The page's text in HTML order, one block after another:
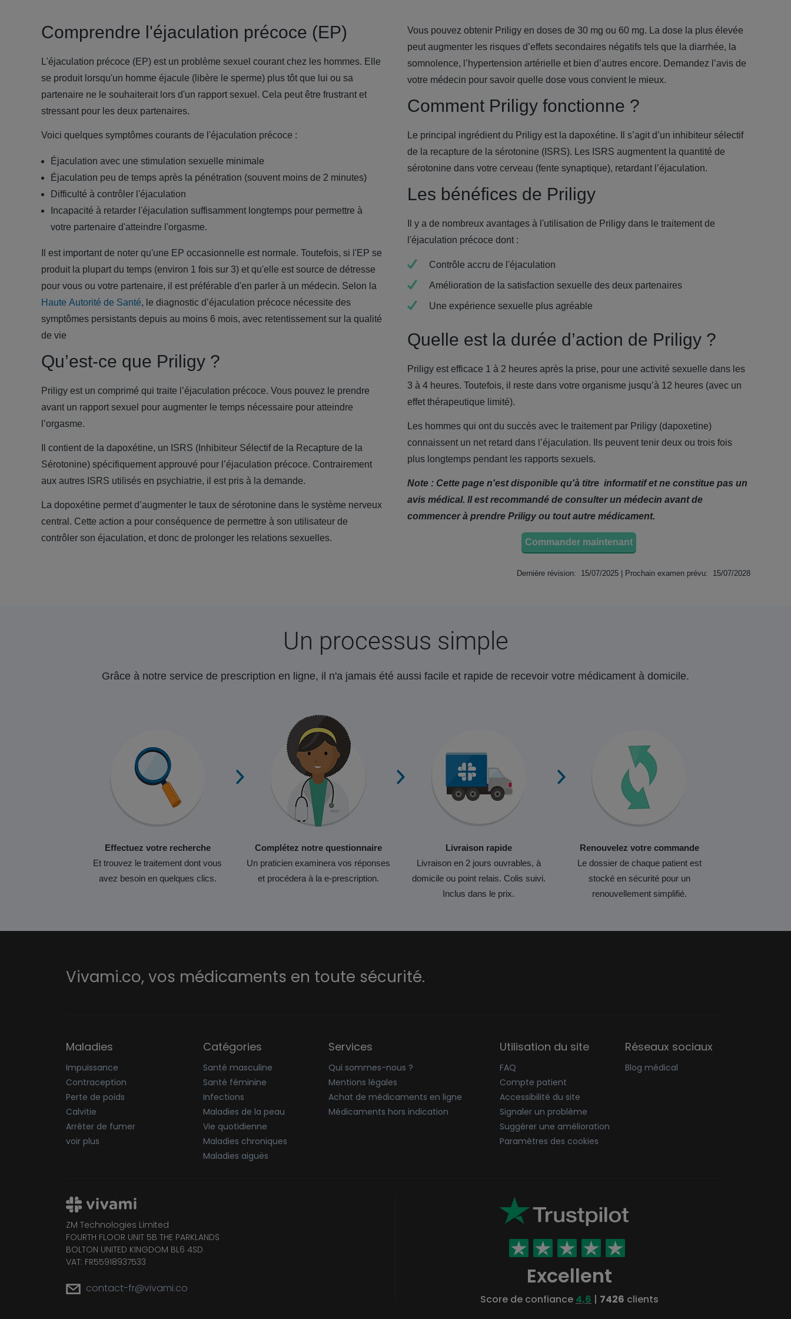
Comprendre l'éjaculation précoce (EP)
L'éjaculation précoce (EP) est un problème sexuel courant chez les hommes. Elle
se produit lorsqu'un homme éjacule (libère le sperme) plus tôt que lui ou sa
partenaire ne le souhaiterait lors d'un rapport sexuel. Cela peut être frustrant et
stressant pour les deux partenaires.
Voici quelques symptômes courants de l'éjaculation précoce :
Éjaculation avec une stimulation sexuelle minimale
Éjaculation peu de temps après la pénétration (souvent moins de 2 minutes)
Difficulté à contrôler l'éjaculation
Incapacité à retarder l'éjaculation suffisamment longtemps pour permettre à
votre partenaire d'atteindre l'orgasme.
Il est important de noter qu'une EP occasionnelle est normale. Toutefois, si l'EP se
produit la plupart du temps (environ 1 fois sur 3) et qu'elle est source de détresse
pour vous ou votre partenaire, il est préférable d'en parler à un médecin. Selon la
Haute Autorité de Santé, le diagnostic d’éjaculation précoce nécessite des
symptômes persistants depuis au moins 6 mois, avec retentissement sur la qualité
de vie
Qu’est-ce que Priligy ?
Priligy est un comprimé qui traite l’éjaculation précoce. Vous pouvez le prendre
avant un rapport sexuel pour augmenter le temps nécessaire pour atteindre
l’orgasme.
Il contient de la dapoxétine, un ISRS (Inhibiteur Sélectif de la Recapture de la
Sérotonine) spécifiquement approuvé pour l’éjaculation précoce. Contrairement
aux autres ISRS utilisés en psychiatrie, il est pris à la demande.
La dopoxétine permet d’augmenter le taux de sérotonine dans le système nerveux
central. Cette action a pour conséquence de permettre à son utilisateur de
contrôler son éjaculation, et donc de prolonger les relations sexuelles.
Vous pouvez obtenir Priligy en doses de 30 mg ou 60 mg. La dose la plus élevée
peut augmenter les risques d’effets secondaires négatifs tels que la diarrhée, la
somnolence, l’hypertension artérielle et bien d’autres encore. Demandez l’avis de
votre médecin pour savoir quelle dose vous convient le mieux.
Comment Priligy fonctionne ?
Le principal ingrédient du Priligy est la dapoxétine. Il s’agit d’un inhibiteur sélectif
de la recapture de la sérotonine (ISRS). Les ISRS augmentent la quantité de
sérotonine dans votre cerveau (fente synaptique), retardant l’éjaculation.
Les bénéfices de Priligy
Il y a de nombreux avantages à l'utilisation de Priligy dans le traitement de
l'éjaculation précoce dont :
Contrôle accru de l'éjaculation
Amélioration de la satisfaction sexuelle des deux partenaires
Une expérience sexuelle plus agréable
Quelle est la durée d’action de Priligy ?
Priligy est efficace 1 à 2 heures après la prise, pour une activité sexuelle dans les
3 à 4 heures. Toutefois, il reste dans votre organisme jusqu’à 12 heures (avec un
effet thérapeutique limité).
Les hommes qui ont du succès avec le traitement par Priligy (dapoxetine)
connaissent un net retard dans l’éjaculation. Ils peuvent tenir deux ou trois fois
plus longtemps pendant les rapports sexuels.
Note : Cette page n'est disponible qu'à titre informatif et ne constitue pas un
avis médical. Il est recommandé de consulter un médecin avant de
commencer à prendre Priligy ou tout autre médicament.
Commander maintenant
Dernière révision: 15/07/2025 | Prochain examen prévu: 15/07/2028
Un processus simple
Grâce à notre service de prescription en ligne, il n'a jamais été aussi facile et rapide de recevoir votre médicament à domicile.
Effectuez votre recherche
Et trouvez le traitement dont vous
avez besoin en quelques clics.
Complétez notre questionnaire
Un praticien examinera vos réponses
et procédera à la e-prescription.
Livraison rapide
Livraison en 2 jours ouvrables, à
domicile ou point relais. Colis suivi.
Inclus dans le prix.
Renouvelez votre commande
Le dossier de chaque patient est
stocké en sécurité pour un
renouvellement simplifié.
Vivami.co,vos médicaments en toute sécurité.
Maladies
Impuissance
Contraception
Perte de poids
Calvitie
Arrêter de fumer
voir plus
Catégories
Santé masculine
Santé féminine
Infections
Maladies de la peau
Vie quotidienne
Maladies chroniques
Maladies aiguës
Services
Qui sommes-nous ?
Mentions légales
Achat de médicaments en ligne
Médicaments hors indication
Utilisation du site
FAQ
Compte patient
Accessibilité du site
Signaler un problème
Suggérer une amélioration
Paramètres des cookies
Réseaux sociaux
Blog médical
ZM Technologies Limited
FOURTH FLOOR UNIT 5B THE PARKLANDS
BOLTON UNITED KINGDOM BL6 4SD
VAT: FR55918937533
contact-fr@vivami.co Excellent
Score de confiance 4,6 | 7426 clients